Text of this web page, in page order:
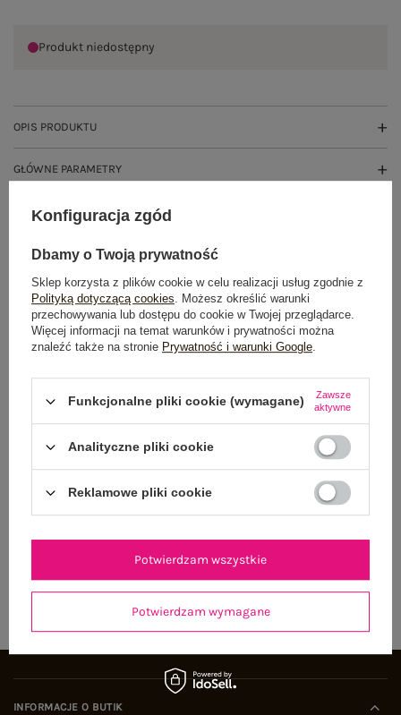
Produkt niedostępny
OPIS PRODUKTU
GŁÓWNE PARAMETRY
OPINIE O PRODUKCIE (0)
WYSYŁKA I DOSTAWA
ZWROTY I REKLAMACJE
NEWSLETTER
Zapisz się do naszego newslettera i otrzymaj 15% zniżki na
ZAPISZ SIĘ
INFORMACJE O BUTIK
Konfiguracja zgód
Dbamy o Twoją prywatność
Sklep korzysta z plików cookie w celu realizacji usług zgodnie z
Polityką dotyczącą cookies. Możesz określić warunki
przechowywania lub dostępu do cookie w Twojej przeglądarce.
Więcej informacji na temat warunków i prywatności można
znaleźć także na stronie Prywatność i warunki Google.
Funkcjonalne pliki cookie (wymagane)
Zawsze
aktywne
Analityczne pliki cookie
Reklamowe pliki cookie
Potwierdzam wymagane
Potwierdzam wszystkie